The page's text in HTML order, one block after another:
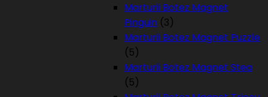
Marturii Botez Magnet
Pinguin (3)
Marturii Botez Magnet Puzzle
(5)
Marturii Botez Magnet Stea
(5)